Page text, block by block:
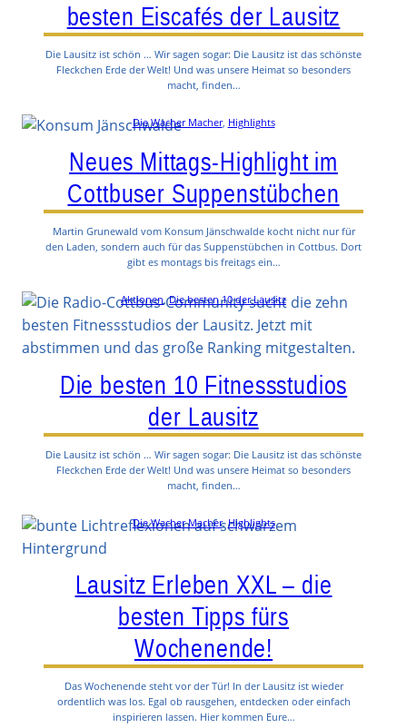
besten Eiscafés der Lausitz
Die Lausitz ist schön … Wir sagen sogar: Die Lausitz ist das schönste
Fleckchen Erde der Welt! Und was unsere Heimat so besonders
macht, finden…
Die Wacher Macher, Highlights
Neues Mittags-Highlight im
Cottbuser Suppenstübchen
Martin Grunewald vom Konsum Jänschwalde kocht nicht nur für
den Laden, sondern auch für das Suppenstübchen in Cottbus. Dort
gibt es montags bis freitags ein…
Aktionen, Die besten 10 der Lausitz
Die besten 10 Fitnessstudios
der Lausitz
Die Lausitz ist schön … Wir sagen sogar: Die Lausitz ist das schönste
Fleckchen Erde der Welt! Und was unsere Heimat so besonders
macht, finden…
Die Wacher Macher, Highlights
Lausitz Erleben XXL – die
besten Tipps fürs
Wochenende!
Das Wochenende steht vor der Tür! In der Lausitz ist wieder
ordentlich was los. Egal ob rausgehen, entdecken oder einfach
inspirieren lassen. Hier kommen Eure…